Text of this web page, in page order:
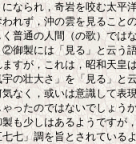
む太平洋の怒
ることのでき
）ではない，
云う語が数
和天皇はその
る」と云う語
して表現され
しょうか。③
ですが，努め
ているように